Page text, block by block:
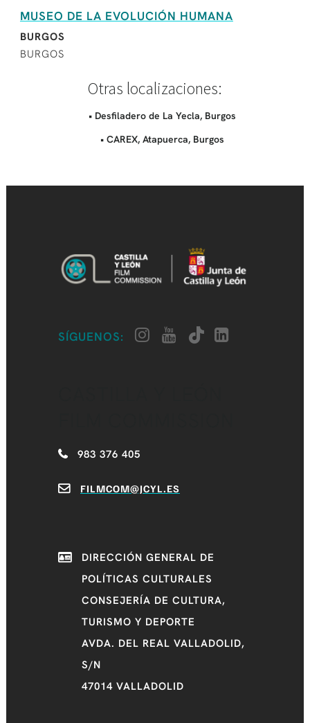
MUSEO DE LA EVOLUCIÓN HUMANA
BURGOS
BURGOS
Otras localizaciones:
• Desfiladero de La Yecla, Burgos
• CAREX, Atapuerca, Burgos
SÍGUENOS:
983 376 405
FILMCOM@JCYL.ES
DIRECCIÓN GENERAL DE
POLÍTICAS CULTURALES
CONSEJERÍA DE CULTURA,
TURISMO Y DEPORTE
AVDA. DEL REAL VALLADOLID,
S/N
47014 VALLADOLID